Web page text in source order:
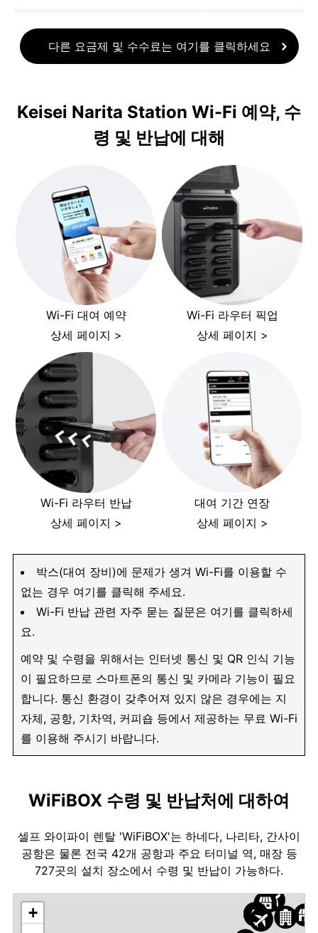
다른 요금제 및 수수료는 여기를 클릭하세요
Keisei Narita Station Wi-Fi 예약, 수
령 및 반납에 대해
Wi-Fi 대여 예약
상세 페이지 >
Wi-Fi 라우터 픽업
상세 페이지 >
Wi-Fi 라우터 반납
상세 페이지 >
대여 기간 연장
상세 페이지 >
박스(대여 장비)에 문제가 생겨 Wi-Fi를 이용할 수
없는 경우 여기를 클릭해 주세요.
Wi-Fi 반납 관련 자주 묻는 질문은 여기를 클릭하세
요.
예약 및 수령을 위해서는 인터넷 통신 및 QR 인식 기능
이 필요하므로 스마트폰의 통신 및 카메라 기능이 필요
합니다. 통신 환경이 갖추어져 있지 않은 경우에는 지
자체, 공항, 기차역, 커피숍 등에서 제공하는 무료 Wi-Fi
를 이용해 주시기 바랍니다.
WiFiBOX 수령 및 반납처에 대하여
셀프 와이파이 렌탈 'WiFiBOX'는 하네다, 나리타, 간사이
공항은 물론 전국 42개 공항과 주요 터미널 역, 매장 등
727곳의 설치 장소에서 수령 및 반납이 가능하다.
+